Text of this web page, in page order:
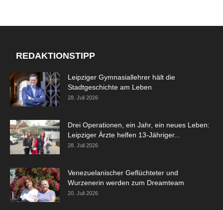
REDAKTIONSTIPP
Leipziger Gymnasiallehrer hält die
Stadtgeschichte am Leben
28. Juli 2026
Drei Operationen, ein Jahr, ein neues Leben:
Leipziger Ärzte helfen 13-Jähriger...
28. Juli 2026
Venezuelanischer Geflüchteter und
Wurzenerin werden zum Dreamteam
20. Juli 2026